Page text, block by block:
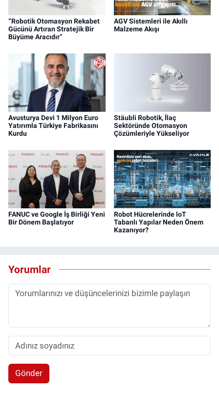
“Robotik Otomasyon Rekabet
Gücünü Artıran Stratejik Bir
Büyüme Aracıdır”
AGV Sistemleri ile Akıllı
Malzeme Akışı
Avusturya Devi 1 Milyon Euro
Yatırımla Türkiye Fabrikasını
Kurdu
Stäubli Robotik, İlaç
Sektöründe Otomasyon
Çözümleriyle Yükseliyor
FANUC ve Google İş Birliği Yeni
Bir Dönem Başlatıyor
Robot Hücrelerinde loT
Tabanlı Yapılar Neden Önem
Kazanıyor?
Yorumlar
Gönder